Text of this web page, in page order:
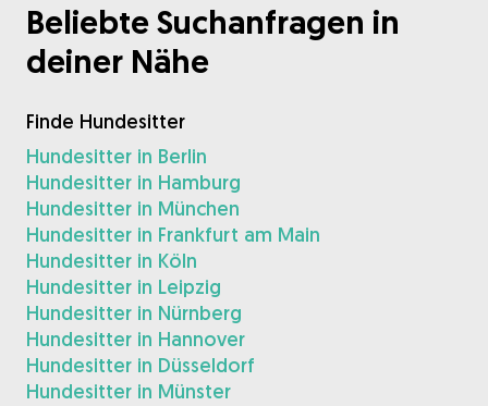
Beliebte Suchanfragen in
deiner Nähe
Finde Hundesitter
Hundesitter in Berlin
Hundesitter in Hamburg
Hundesitter in München
Hundesitter in Frankfurt am Main
Hundesitter in Köln
Hundesitter in Leipzig
Hundesitter in Nürnberg
Hundesitter in Hannover
Hundesitter in Düsseldorf
Hundesitter in Münster